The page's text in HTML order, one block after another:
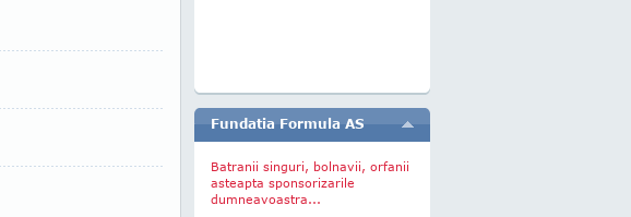
Fundatia Formula AS
Batranii singuri, bolnavii, orfanii
asteapta sponsorizarile
dumneavoastra...